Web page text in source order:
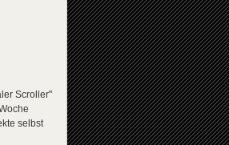
Scroller"
selbst